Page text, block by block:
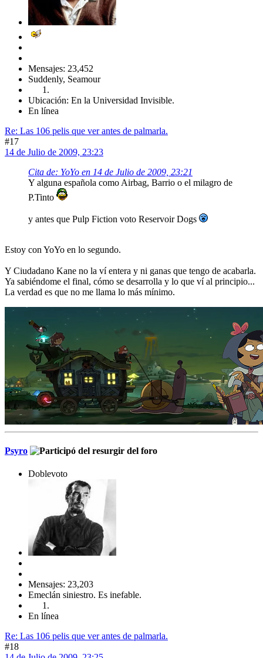
Mensajes: 23,452
Suddenly, Seamour
Ubicación: En la Universidad Invisible.
En línea
Re: Las 106 pelis que ver antes de palmarla.
#17
14 de Julio de 2009, 23:23
Cita de: YoYo en 14 de Julio de 2009, 23:21
Y alguna española como Airbag, Barrio o el milagro de
P.Tinto
y antes que Pulp Fiction voto Reservoir Dogs
Estoy con YoYo en lo segundo.
Y Ciudadano Kane no la ví entera y ni ganas que tengo de acabarla.
Ya sabiéndome el final, cómo se desarrolla y lo que ví al principio...
La verdad es que no me llama lo más mínimo.
Psyro
Doblevoto
Mensajes: 23,203
Emeclán siniestro. Es inefable.
En línea
Re: Las 106 pelis que ver antes de palmarla.
#18